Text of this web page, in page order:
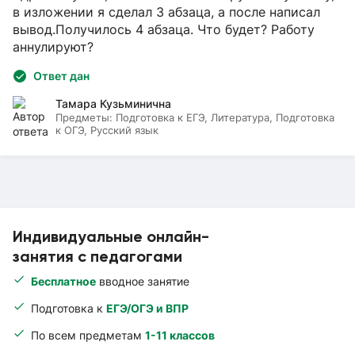
Индивидуальные онлайн-
занятия с педагогами
Бесплатное вводное занятие
Подготовка к ЕГЭ/ОГЭ и ВПР
По всем предметам 1-11 классов
в изложении я сделал 3 абзаца, а после написал
вывод.Получилось 4 абзаца. Что будет? Работу
аннулируют?
Ответ дан
Тамара Кузьминична
Предметы: Подготовка к ЕГЭ, Литература, Подготовка
к ОГЭ, Русский язык